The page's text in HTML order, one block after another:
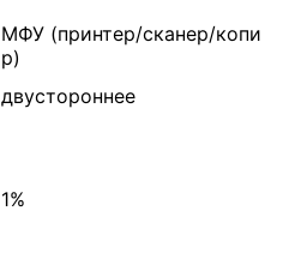
МФУ (принтер/сканер/копи
р)
двустороннее
1%